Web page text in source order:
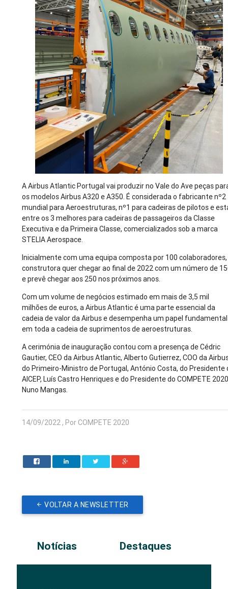
A Airbus Atlantic Portugal vai produzir no Vale do Ave peças
os modelos Airbus A320 e A350. É considerada o fabricante nº2
mundial para Aeroestruturas, nº1 para cadeiras de pilotos e
entre os 3 melhores para cadeiras de passageiros da Classe
Executiva e da Primeira Classe, comercializados sob a marca
STELIA Aerospace.
Inicialmente com uma equipa composta por 100
construtora quer chegar ao final de 2022 com um número de
e prevê chegar aos 250 nos próximos anos.
Com um volume de negócios estimado em mais de 3,5 mil
milhões de euros, a Airbus Atlantic é uma parte essencial da
cadeia de valor da Airbus e desempenha um papel fundamental
em toda a cadeia de suprimentos de aeroestruturas.
A cerimónia de inauguração contou com a presença de Cédric
Gautier, CEO da Airbus Atlantic, Alberto Gutierrez, COO da
do Primeiro-Ministro de Portugal, António Costa, do Presidente
AICEP, Luís Castro Henriques e do Presidente do COMPETE
Nuno Mangas.
14/09/2022 , Por COMPETE 2020
VOLTAR A NEWSLETTER
Notícias Destaques